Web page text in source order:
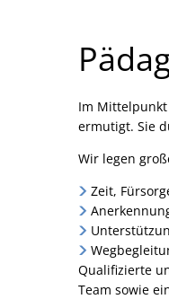
Arbeit
Im
ermutigt. Sie
Wir legen
Zeit,
Qualifizierte
Team sowie